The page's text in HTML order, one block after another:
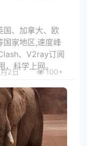
国、加拿大、欧
国家地区,速度峰
、V2ray订阅
科学上网。
2日 100+